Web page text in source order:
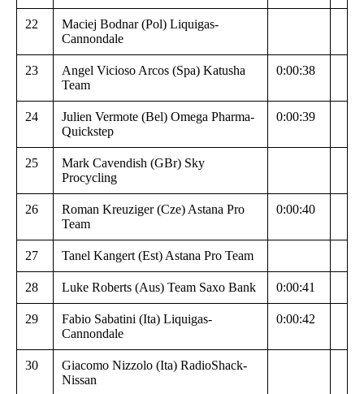
22
Maciej Bodnar (Pol) Liquigas-
Cannondale
23
Angel Vicioso Arcos (Spa) Katusha
Team
0:00:38
24
Julien Vermote (Bel) Omega Pharma-
Quickstep
0:00:39
25
Mark Cavendish (GBr) Sky
Procycling
26
Roman Kreuziger (Cze) Astana Pro
Team
0:00:40
27 Tanel Kangert (Est) Astana Pro Team
28 Luke Roberts (Aus) Team Saxo Bank 0:00:41
29
Fabio Sabatini (Ita) Liquigas-
Cannondale
0:00:42
30
Giacomo Nizzolo (Ita) RadioShack-
Nissan